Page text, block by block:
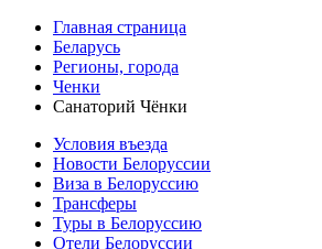
Главная страница
Беларусь
Регионы, города
Ченки
Санаторий Чёнки
Условия въезда
Новости Белоруссии
Виза в Белоруссию
Трансферы
Туры в Белоруссию
Отели Белоруссии